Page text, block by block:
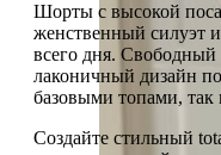
Шорты с высокой
женственный силуэт
всего дня. Свободный
лаконичный дизайн
базовыми топами,
Создайте стильный